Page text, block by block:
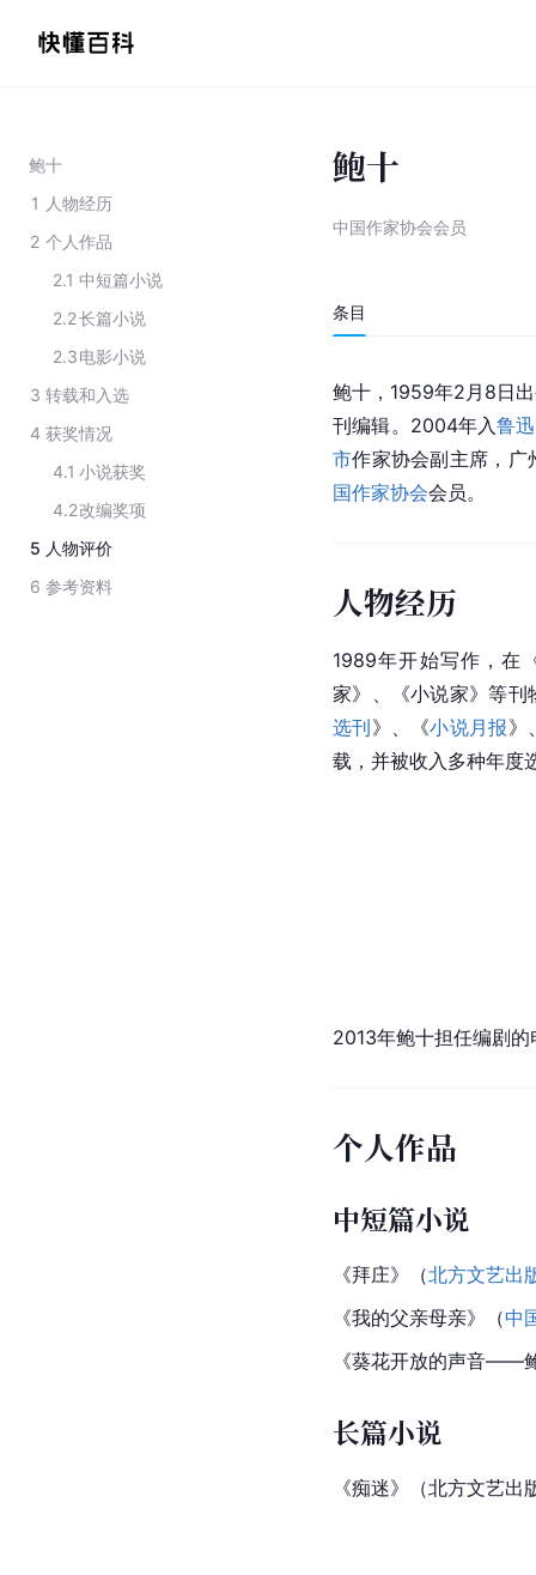
鲍十
1 人物经历
2 个人作品
2.1 中短篇小说
2.2长篇小说
2.3电影小说
3 转载和入选
4 获奖情况
4.1 小说获奖
4.2改编奖项
5 人物评价
6 参考资料
鲍十
中国作家协会会员
条目
鲍十，1959年2月8日
刊编辑。2004年入鲁
市作家协会副主席，广
国作家协会会员。
人物经历
1989年开始写作，在
家》、《小说家》等刊
选刊》、《小说月报》
载，并被收入多种年度
2013年鲍十担任编剧
个人作品
中短篇小说
《拜庄》（北方文艺出
《我的父亲母亲》（中
《葵花开放的声音——
长篇小说
《痴迷》（北方文艺出